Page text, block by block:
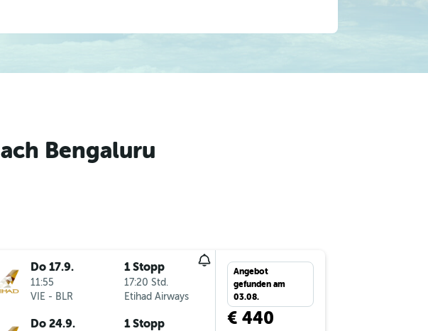
Bengaluru
Do 17.9.
11:55
VIE - BLR
1 Stopp
17:20 Std.
Etihad Airways
Do 24.9. 1 Stopp
Angebot
gefunden am
03.08.
€ 440